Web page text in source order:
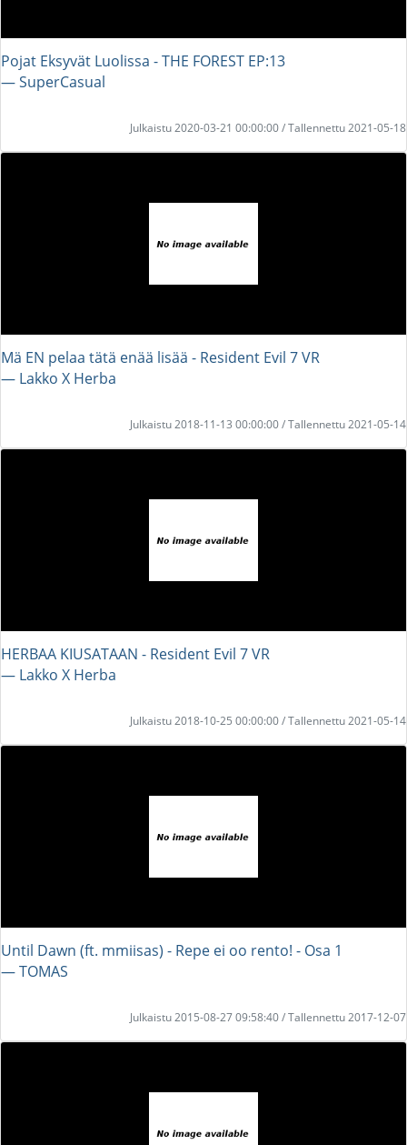
Pojat Eksyvät Luolissa - THE FOREST EP:13
― SuperCasual
Julkaistu 2020-03-21 00:00:00 / Tallennettu 2021-05-18
Mä EN pelaa tätä enää lisää - Resident Evil 7 VR
― Lakko X Herba
Julkaistu 2018-11-13 00:00:00 / Tallennettu 2021-05-14
HERBAA KIUSATAAN - Resident Evil 7 VR
― Lakko X Herba
Julkaistu 2018-10-25 00:00:00 / Tallennettu 2021-05-14
Until Dawn (ft. mmiisas) - Repe ei oo rento! - Osa 1
― TOMAS
Julkaistu 2015-08-27 09:58:40 / Tallennettu 2017-12-07